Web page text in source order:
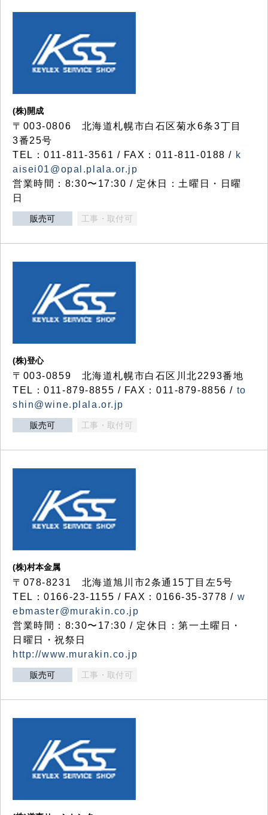
(株)開成
〒003-0806 北海道札幌市白石区菊水6条3丁目
3番25号
TEL：011-811-3561 / FAX：011-811-0188 / k
aisei01@opal.plala.or.jp
営業時間：8:30〜17:30 / 定休日：土曜日・日曜
日
販売可 工事・取付可
(株)登心
〒003-0859 北海道札幌市白石区川北2293番地
TEL：011-879-8855 / FAX：011-879-8856 / to
shin@wine.plala.or.jp
販売可 工事・取付可
(株)村本金属
〒078-8231 北海道旭川市2条通15丁目左5号
TEL：0166-23-1155 / FAX：0166-35-3778 / w
ebmaster@murakin.co.jp
営業時間：8:30〜17:30 / 定休日：第一土曜日・
日曜日・祝祭日
http://www.murakin.co.jp
販売可 工事・取付可